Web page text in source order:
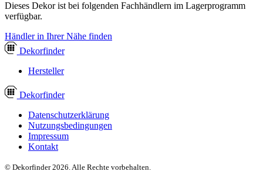
Dieses Dekor ist bei folgenden Fachhändlern im Lagerprogramm
verfügbar.
Händler in Ihrer Nähe finden
Dekorfinder
Hersteller
Dekorfinder
Datenschutzerklärung
Nutzungsbedingungen
Impressum
Kontakt
© Dekorfinder 2026. Alle Rechte vorbehalten.